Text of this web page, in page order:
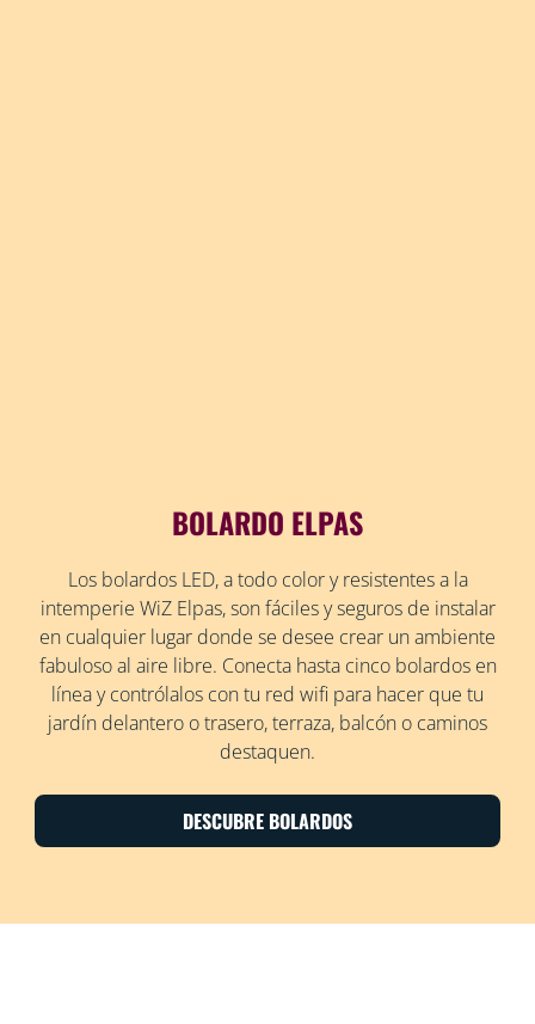
BOLARDO ELPAS
Los bolardos LED, a todo color y resistentes a la
intemperie WiZ Elpas, son fáciles y seguros de instalar
en cualquier lugar donde se desee crear un ambiente
fabuloso al aire libre. Conecta hasta cinco bolardos en
línea y contrólalos con tu red wifi para hacer que tu
jardín delantero o trasero, terraza, balcón o caminos
destaquen.
DESCUBRE BOLARDOS